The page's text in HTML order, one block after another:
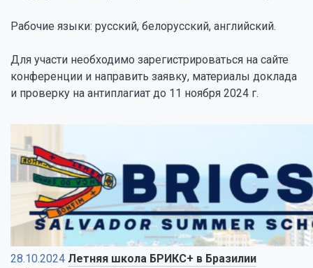
Рабочие языки: русский, белорусский, английский.
Для участи необходимо зарегистрироваться на сайте
конференции и направить заявку, материалы доклада
и проверку на антиплагиат до 11 ноября 2024 г.
28.10.2024 Летняя школа БРИКС+ в Бразилии